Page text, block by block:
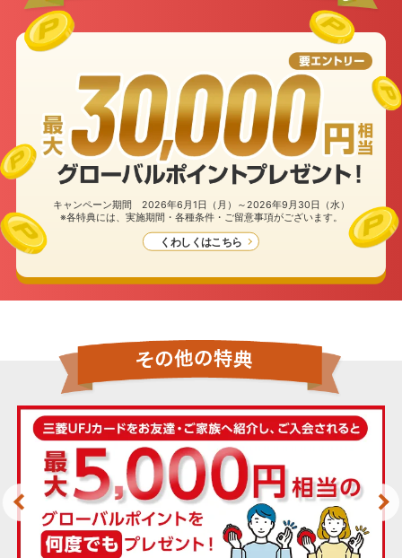
キャンペーン期間 2026年6月1日（月）～2026年9月30日（水）
※各特典には、実施期間・各種条件・ご留意事項がございます。
くわしくはこちら
お申し込みフォームへ進んでください。
カード種類
一般(学生以外)
学生
※カードお申し込み時点で、内定者の方は「学生」をご
選択のうえお申し込みください。
当アプリからのお申し込みは
三菱UFJ銀行でのお手続きとなります。